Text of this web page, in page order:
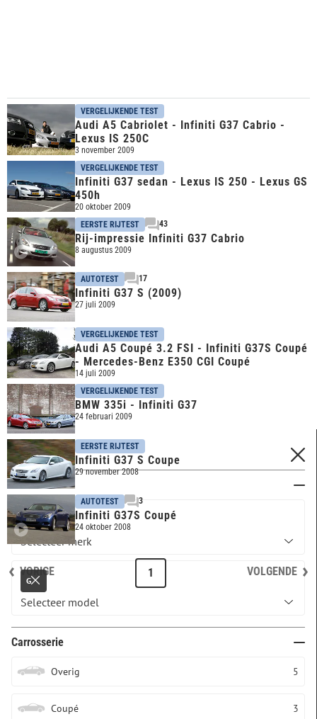
FILTERS
Merk & model
INFINITI
G
Carrosserie
Overig 5
Coupé 3
VERGELIJKENDE TEST
Audi A5 Cabriolet - Infiniti G37 Cabrio -
Lexus IS 250C
3 november 2009
VERGELIJKENDE TEST
Infiniti G37 sedan - Lexus IS 250 - Lexus GS
450h
20 oktober 2009
EERSTE RIJTEST
43
Rij-impressie Infiniti G37 Cabrio
8 augustus 2009
AUTOTEST 17
Infiniti G37 S (2009)
27 juli 2009
VERGELIJKENDE TEST
Audi A5 Coupé 3.2 FSI - Infiniti G37S Coupé
- Mercedes-Benz E350 CGI Coupé
14 juli 2009
VERGELIJKENDE TEST
BMW 335i - Infiniti G37
24 februari 2009
EERSTE RIJTEST
Infiniti G37 S Coupe
29 november 2008
AUTOTEST 3
Infiniti G37S Coupé
24 oktober 2008
VORIGE VOLGENDE
1